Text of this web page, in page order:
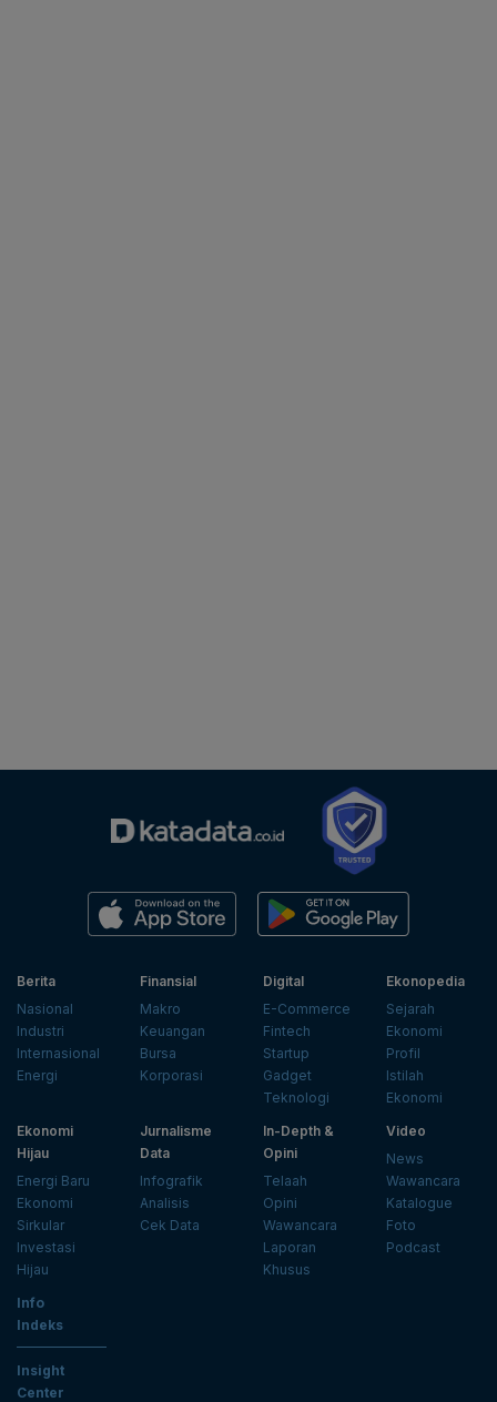
Berita
Nasional
Industri
Internasional
Energi
Finansial
Makro
Keuangan
Bursa
Korporasi
Digital
E-Commerce
Fintech
Startup
Gadget
Teknologi
Ekonopedia
Sejarah
Ekonomi
Profil
Istilah
Ekonomi
Ekonomi
Hijau
Energi Baru
Ekonomi
Sirkular
Investasi
Hijau
Jurnalisme
Data
Infografik
Analisis
Cek Data
In-Depth &
Opini
Telaah
Opini
Wawancara
Laporan
Khusus
Video
News
Wawancara
Katalogue
Foto
Podcast
Info
Indeks
Insight
Center